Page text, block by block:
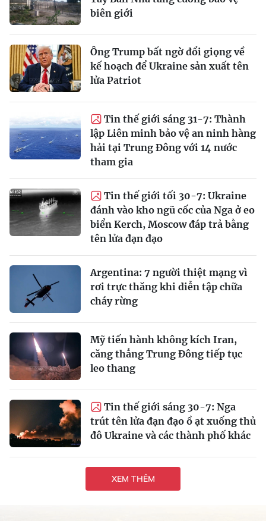
biên giới
Ông Trump bất ngờ đổi giọng về
kế hoạch để Ukraine sản xuất tên
lửa Patriot
Tin thế giới sáng 31-7: Thành
lập Liên minh bảo vệ an ninh hàng
hải tại Trung Đông với 14 nước
tham gia
Tin thế giới tối 30-7: Ukraine
đánh vào kho ngũ cốc của Nga ở eo
biển Kerch, Moscow đáp trả bằng
tên lửa đạn đạo
Argentina: 7 người thiệt mạng vì
rơi trực thăng khi diễn tập chữa
cháy rừng
Mỹ tiến hành không kích Iran,
căng thẳng Trung Đông tiếp tục
leo thang
Tin thế giới sáng 30-7: Nga
trút tên lửa đạn đạo ồ ạt xuống thủ
đô Ukraine và các thành phố khác
XEM THÊM